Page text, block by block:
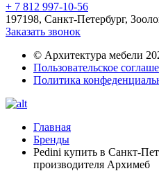
+ 7 812 997-10-56
197198, Санкт-Петербург,
Заказать звонок
© Архитектура мебели
Пользовательское
Политика
Главная
Бренды
Pedini купить в Санкт-
производителя Архимеб